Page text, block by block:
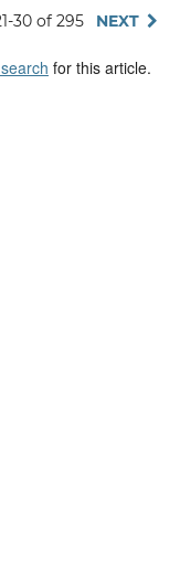
30 of 295 NEXT
for this article.